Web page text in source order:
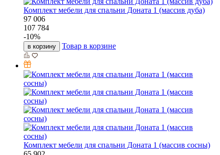
Комплект мебели для спальни Доната 1 (массив дуба)
97 006
107 784
-10%
в корзину Товар в корзине
Комплект мебели для спальни Доната 1 (массив сосны)